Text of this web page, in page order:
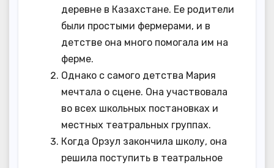
деревне в Казахстане. Ее родители
были простыми фермерами, и в
детстве она много помогала им на
ферме.
Однако с самого детства Мария
мечтала о сцене. Она участвовала
во всех школьных постановках и
местных театральных группах.
Когда Орзул закончила школу, она
решила поступить в театральное